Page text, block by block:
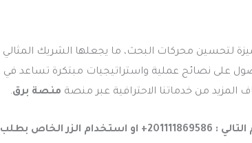
لتحسين محركات البحث، ما يجعلها الشريك المثالي
على نصائح عملية واستراتيجيات مبتكرة تساعد في
المزيد من خدماتنا الاحترافية عبر منصة منصة برق.
للتواصل مع شركة منصة برق التواصل على الرقم التالي : 201111869586+ او استخدام الزر الخاص بطلب